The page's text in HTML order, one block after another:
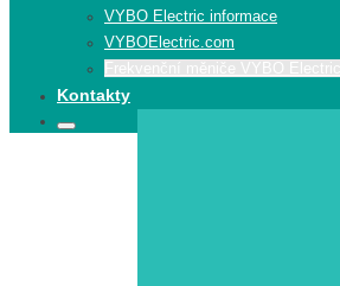
VYBO Electric informace
VYBOElectric.com
Frekvenční měniče VYBO Electric
Kontakty
Search
Search